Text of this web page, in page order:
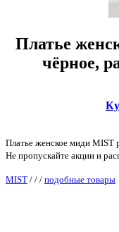
Платье
чёрное,
Платье женское миди MIST
Не пропускайте акции и
MIST / / / подобные товары